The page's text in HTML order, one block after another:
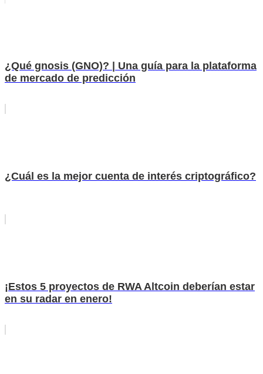
¿Qué gnosis (GNO)? | Una guía para la plataforma
de mercado de predicción
¿Cuál es la mejor cuenta de interés criptográfico?
¡Estos 5 proyectos de RWA Altcoin deberían estar
en su radar en enero!